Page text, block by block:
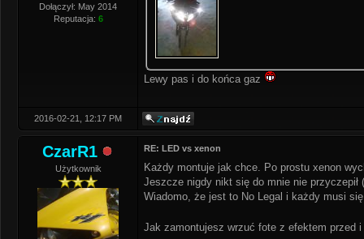
Dołączył: May 2014
Reputacja: 6
Lewy pas i do końca gaz
2016-02-21, 12:17 PM
CzarR1
Użytkownik
RE: LED vs xenon
Każdy montuje jak chce. Po prostu xenon
Jeszcze nigdy nikt się do mnie nie przyczepił
Wiadomo, że jest to No Legal i każdy musi
Jak zamontujesz wrzuć fote z efektem przed